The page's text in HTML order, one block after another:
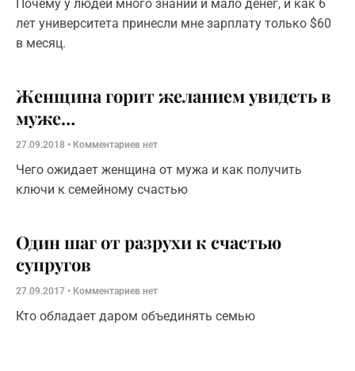
Почему у людей много знаний и мало денег, и как 6
лет университета принесли мне зарплату только $60
в месяц.
Женщина горит желанием увидеть в
муже…
27.09.2018 Комментариев нет
Чего ожидает женщина от мужа и как получить
ключи к семейному счастью
Один шаг от разрухи к счастью
супругов
27.09.2017 Комментариев нет
Кто обладает даром объединять семью